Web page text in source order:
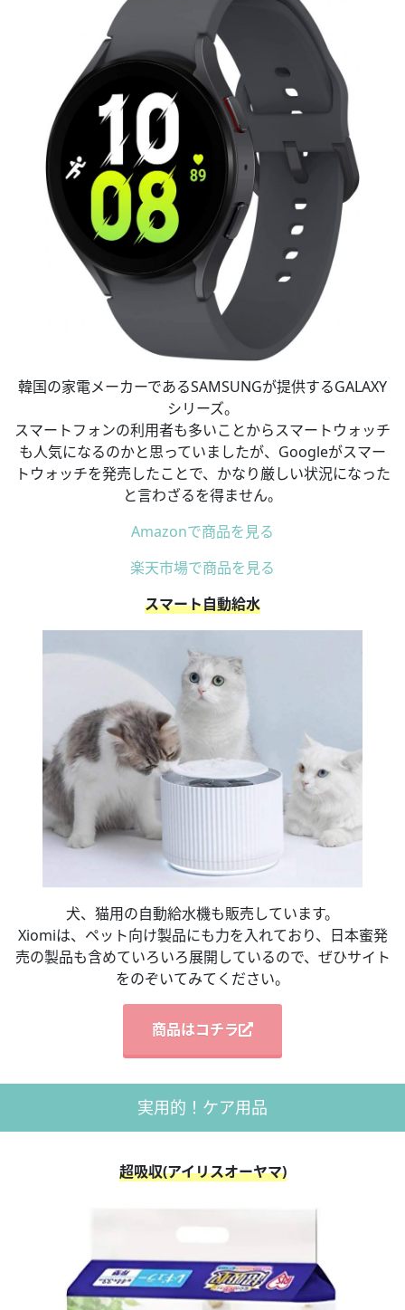
韓国の家電メーカーであるSAMSUNGが提供するGALAXY
シリーズ。
スマートフォンの利用者も多いことからスマートウォッチ
も人気になるのかと思っていましたが、Googleがスマー
トウォッチを発売したことで、かなり厳しい状況になった
と言わざるを得ません。
Amazonで商品を見る
楽天市場で商品を見る
スマート自動給水
犬、猫用の自動給水機も販売しています。
Xiomiは、ペット向け製品にも力を入れており、日本蜜発
売の製品も含めていろいろ展開しているので、ぜひサイト
をのぞいてみてください。
商品はコチラ
実用的！ケア用品
超吸収(アイリスオーヤマ)